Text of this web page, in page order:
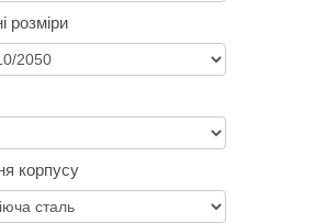
розміри
корпусу